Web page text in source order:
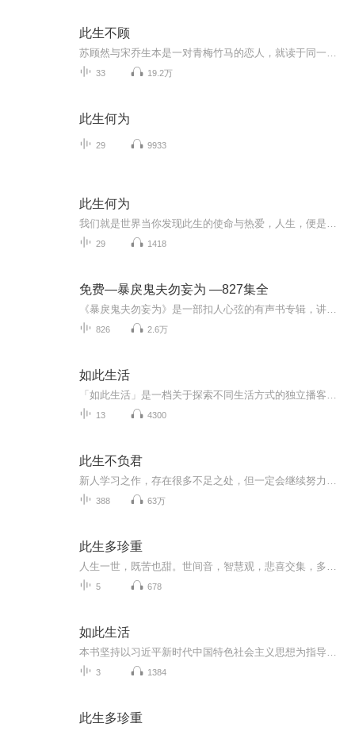
此生不顾
33 19.2万
此生何为
29 9933
此生何为
29 1418
免费—暴戾鬼夫勿妄为 —827集全
826 2.6万
如此生活
13 4300
此生不负君
388 63万
此生多珍重
5 678
如此生活
3 1384
此生多珍重